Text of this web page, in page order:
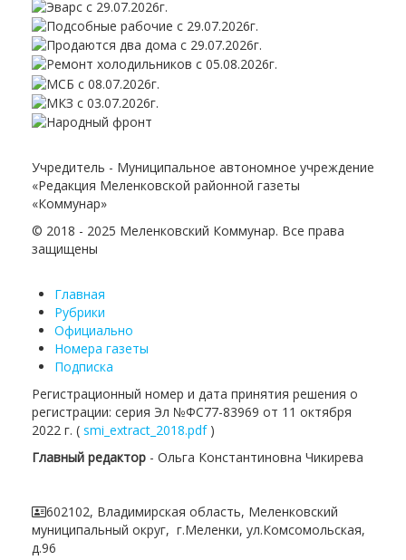
Учредитель - Муниципальное автономное учреждение
«Редакция Меленковской районной газеты
«Коммунар»
© 2018 - 2025 Меленковский Коммунар. Все права
защищены
Главная
Рубрики
Официально
Номера газеты
Подписка
Регистрационный номер и дата принятия решения о
регистрации: серия Эл №ФС77-83969 от 11 октября
2022 г. ( smi_extract_2018.pdf)
Главный редактор - Ольга Константиновна Чикирева
602102, Владимирская область, Меленковский
муниципальный округ, г.Меленки, ул.Комсомольская,
д.96